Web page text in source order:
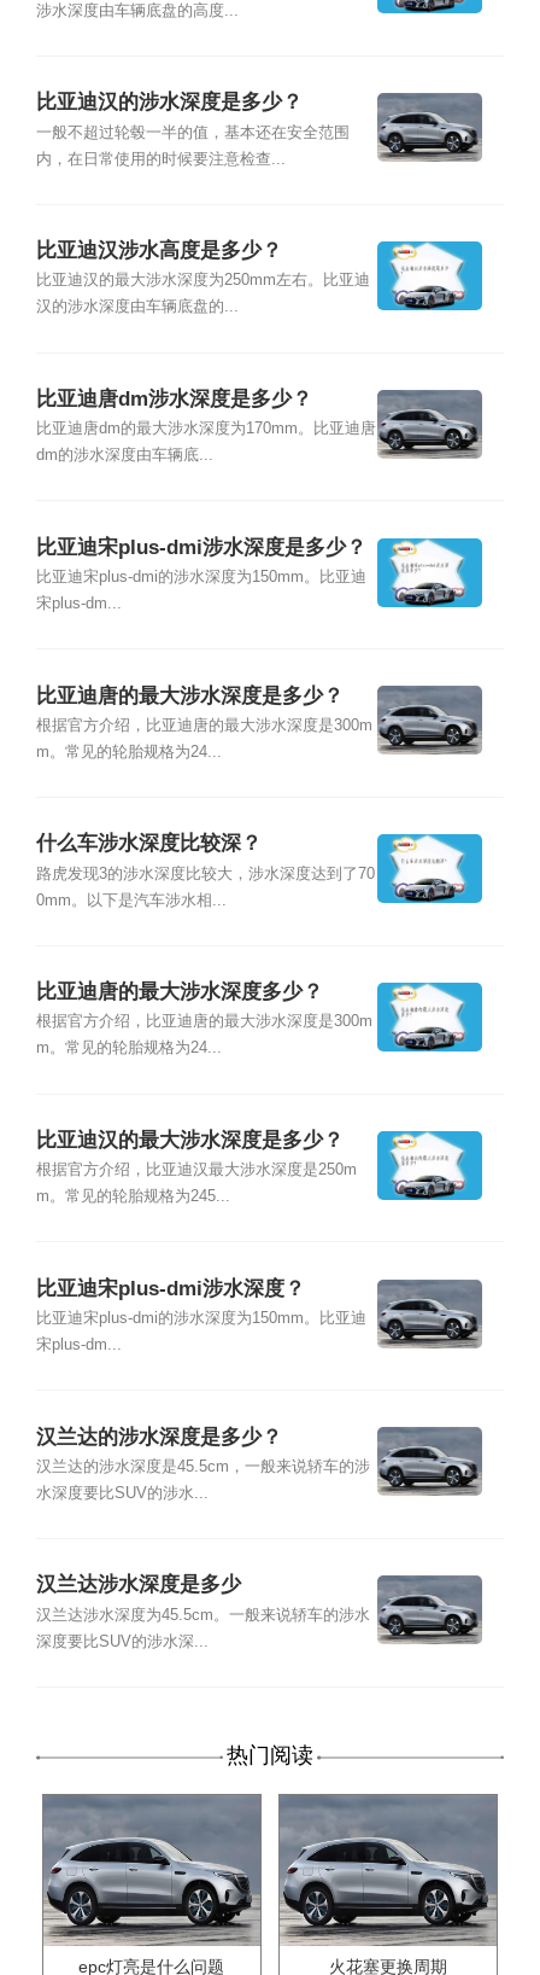
涉水深度由车辆底盘的高度...
比亚迪汉的涉水深度是多少？
一般不超过轮毂一半的值，基本还在安全范围
内，在日常使用的时候要注意检查...
比亚迪汉涉水高度是多少？
比亚迪汉的最大涉水深度为250mm左右。比亚迪
汉的涉水深度由车辆底盘的...
比亚迪唐dm涉水深度是多少？
比亚迪唐dm的最大涉水深度为170mm。比亚迪唐
dm的涉水深度由车辆底...
比亚迪宋plus-dmi涉水深度是多少？
比亚迪宋plus-dmi的涉水深度为150mm。比亚迪
宋plus-dm...
比亚迪唐的最大涉水深度是多少？
根据官方介绍，比亚迪唐的最大涉水深度是300m
m。常见的轮胎规格为24...
什么车涉水深度比较深？
路虎发现3的涉水深度比较大，涉水深度达到了70
0mm。以下是汽车涉水相...
比亚迪唐的最大涉水深度多少？
根据官方介绍，比亚迪唐的最大涉水深度是300m
m。常见的轮胎规格为24...
比亚迪汉的最大涉水深度是多少？
根据官方介绍，比亚迪汉最大涉水深度是250m
m。常见的轮胎规格为245...
比亚迪宋plus-dmi涉水深度？
比亚迪宋plus-dmi的涉水深度为150mm。比亚迪
宋plus-dm...
汉兰达的涉水深度是多少？
汉兰达的涉水深度是45.5cm，一般来说轿车的涉
水深度要比SUV的涉水...
汉兰达涉水深度是多少
汉兰达涉水深度为45.5cm。一般来说轿车的涉水
深度要比SUV的涉水深...
热门阅读
epc灯亮是什么问题 火花塞更换周期